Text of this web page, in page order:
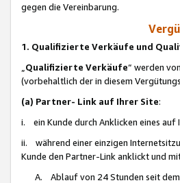
gegen die Vereinbarung.
1. Qualifizierte Verkäufe und
Qualifizierte Verkäufe“ werden
(vorbehaltlich der in diesem
(a) Partner- Link auf Ihrer Site:
i. ein Kunde durch Anklicken eines
ii. während einer einzigen
Kunde den Partner-Link anklickt und
A. Ablauf von 24 Stunden seit